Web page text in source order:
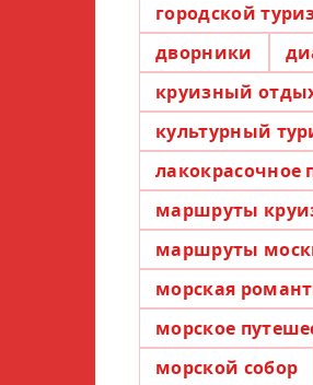
городской
дворники
круизный
культурный
лакокрасочное
маршруты
маршруты
морская
морское
морской собор